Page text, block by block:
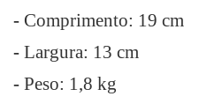
- Comprimento: 19 cm
- Largura: 13 cm
- Peso: 1,8 kg